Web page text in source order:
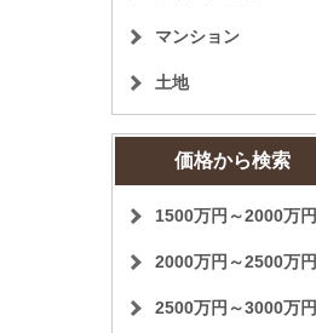
マンション
土地
価格から検索
1500万円～2000万円
2000万円～2500万円
2500万円～3000万円